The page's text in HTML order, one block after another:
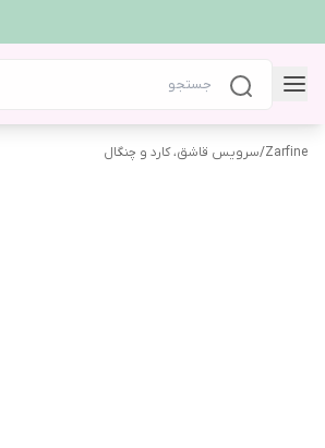
Zarfine
/سرویس قاشق، کارد و چنگال